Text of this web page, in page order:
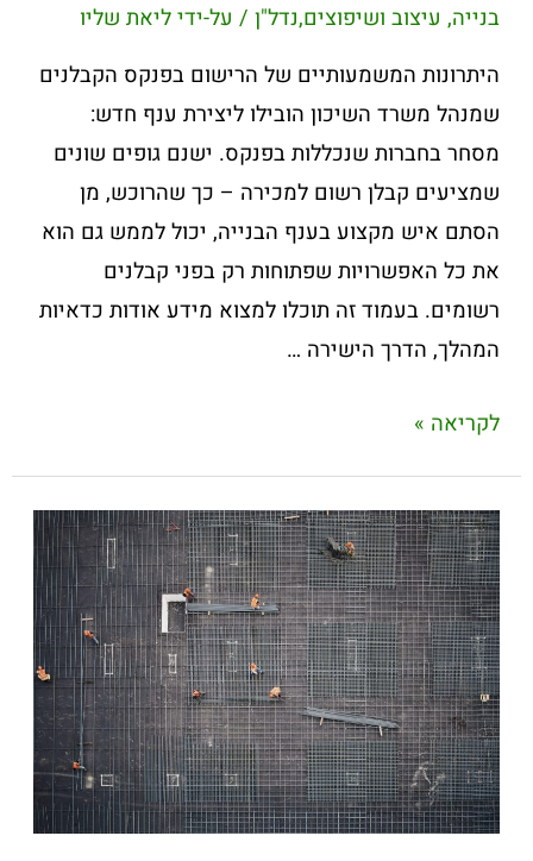
בנייה, עיצוב ושיפוצים,נדל"ן / על-ידיליאת שליו
היתרונות המשמעותיים של הרישום בפנקס הקבלנים
שמנהל משרד השיכון הובילו ליצירת ענף חדש:
מסחר בחברות שנכללות בפנקס. ישנם גופים שונים
שמציעים קבלן רשום למכירה – כך שהרוכש, מן
הסתם איש מקצוע בענף הבנייה, יכול לממש גם הוא
את כל האפשרויות שפתוחות רק בפני קבלנים
רשומים. בעמוד זה תוכלו למצוא מידע אודות כדאיות
המהלך, הדרך הישירה …
לקריאה »